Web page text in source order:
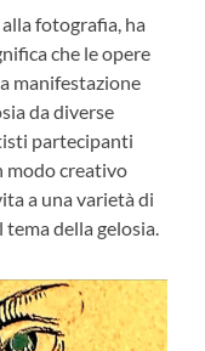
fotografia, ha
che le opere
manifestazione
da diverse
partecipanti
modo creativo
a una varietà di
della gelosia.